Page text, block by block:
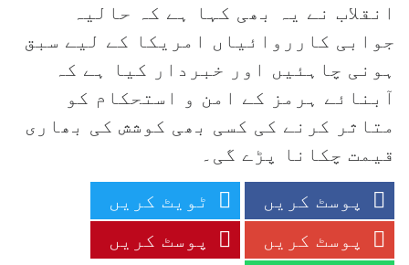
انقلاب نے یہ بھی کہا ہے کہ حالیہ
جوابی کارروائیاں امریکا کے لیے سبق
ہونی چاہئیں اور خبردار کیا ہے کہ
آبنائے ہرمز کے امن و استحکام کو
متاثر کرنے کی کسی بھی کوشش کی بھاری
قیمت چکانا پڑے گی۔
پوسٹ کریں
ٹویٹ کریں
پوسٹ کریں
پوسٹ کریں